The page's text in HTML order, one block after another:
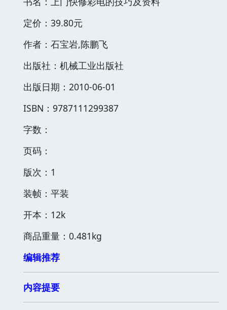
定价：39.80元
作者：石宝岩,陈鹏飞
出版社：机械工业出版社
出版日期：2010-06-01
ISBN：9787111299387
字数：
页码：
版次：1
装帧：平装
开本：12k
商品重量：0.481kg
编辑推荐
内容提要